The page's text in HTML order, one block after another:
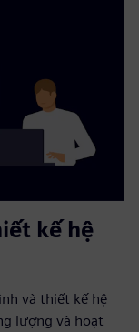
kế hệ
và thiết kế hệ
lượng và hoạt